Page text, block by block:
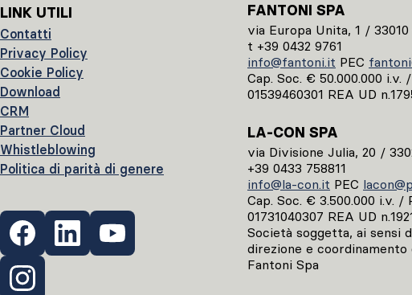
LINK UTILI
Contatti
Privacy Policy
Cookie Policy
Download
CRM
Partner Cloud
Whistleblowing
Politica di parità di genere
FANTONI SPA
via Europa Unita, 1 /
t +39 0432 9761
info@fantoni.it PEC
Cap. Soc. € 50.000.000 i.v.
01539460301 REA UD
LA-CON SPA
via Divisione Julia, 20 /
+39 0433 758811
info@la-con.it PEC
Cap. Soc. € 3.500.000 i.v. /
01731040307 REA UD
Società soggetta, ai sensi
direzione e
Fantoni Spa